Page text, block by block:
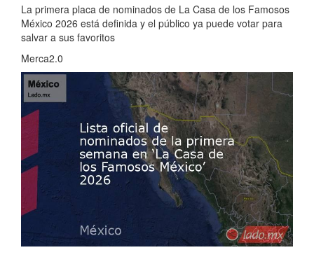
La primera placa de nominados de La Casa de los Famosos
México 2026 está definida y el público ya puede votar para
salvar a sus favoritos
Merca2.0